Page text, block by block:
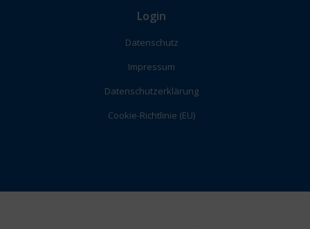
Login
Datenschutz
Impressum
Datenschutzerklärung
Cookie-Richtlinie (EU)